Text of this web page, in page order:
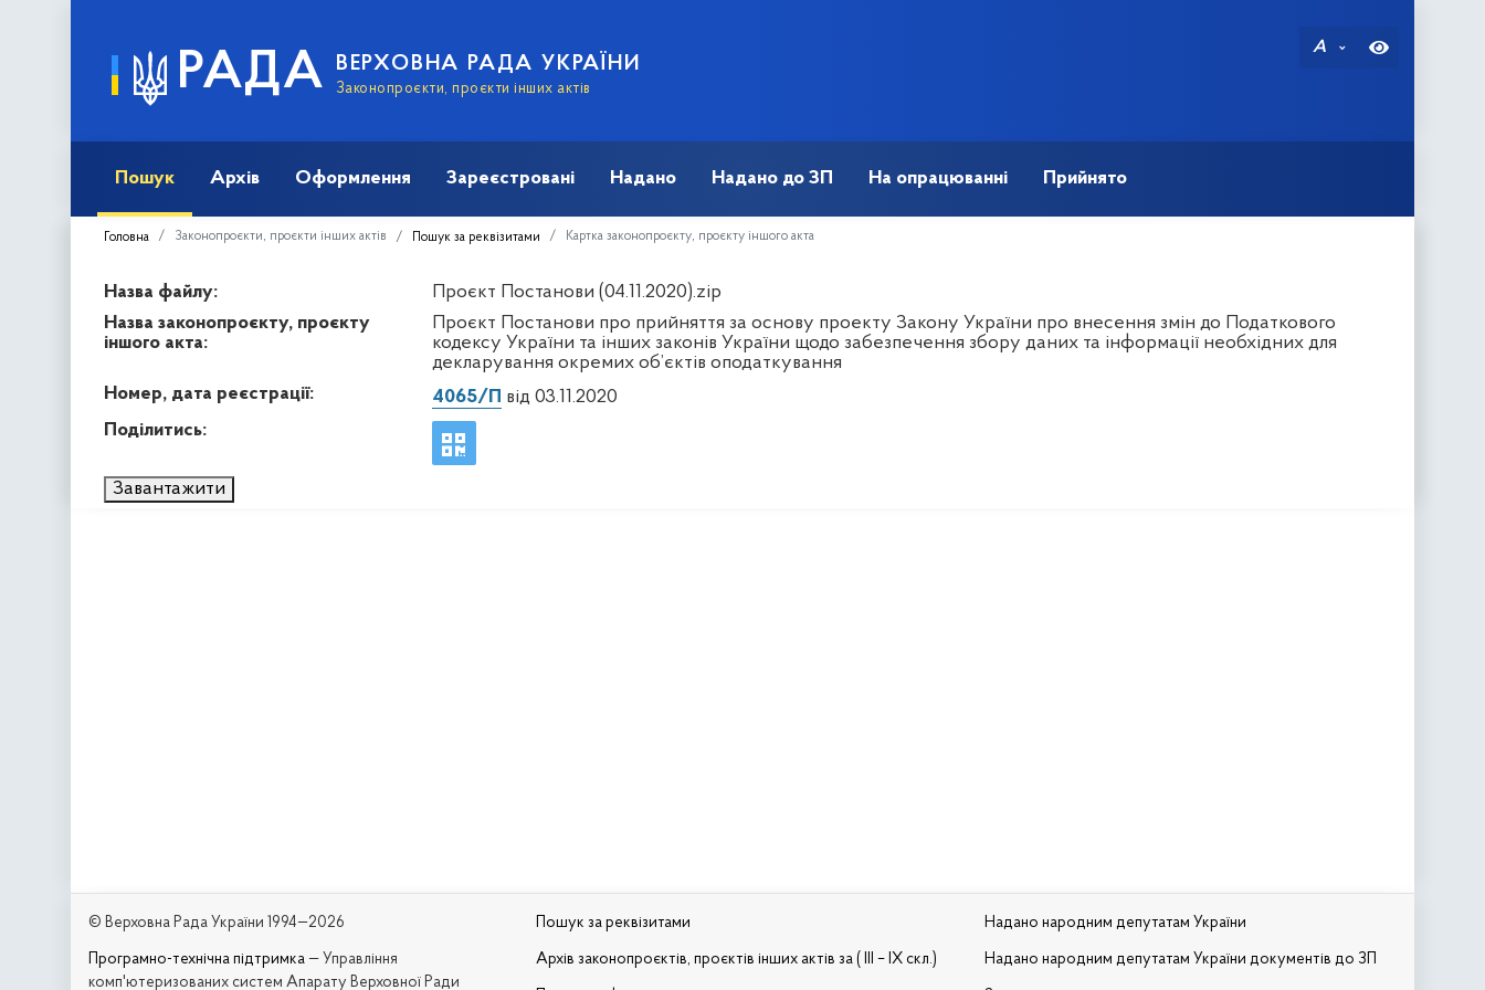
РАДА ВЕРХОВНА РАДА УКРАЇНИ
Законопроєкти, проєкти інших актів
A
Пошук Архів Оформлення Зареєстровані Надано Надано до ЗП На опрацюванні Прийнято
Головна Законопроєкти, проєкти інших актів Пошук за реквізитами Картка законопроєкту, проєкту іншого акта
Назва файлу:
Проєкт Постанови (04.11.2020).zip
Назва законопроєкту, проєкту
іншого акта:
Проєкт Постанови про прийняття за основу проекту Закону України про внесення змін до Податкового
кодексу України та інших законів України щодо забезпечення збору даних та інформації необхідних для
декларування окремих об’єктів оподаткування
Номер, дата реєстрації:
4065/П від 03.11.2020
Поділитись:
Завантажити
© Верховна Рада України 1994—2026
Програмно-технічна підтримка — Управління
комп'ютеризованих систем Апарату Верховної Ради
Пошук за реквізитами
Архів законопроєктів, проєктів інших актів за ( III – IX скл.)
Надано народним депутатам України
Надано народним депутатам України документів до ЗП